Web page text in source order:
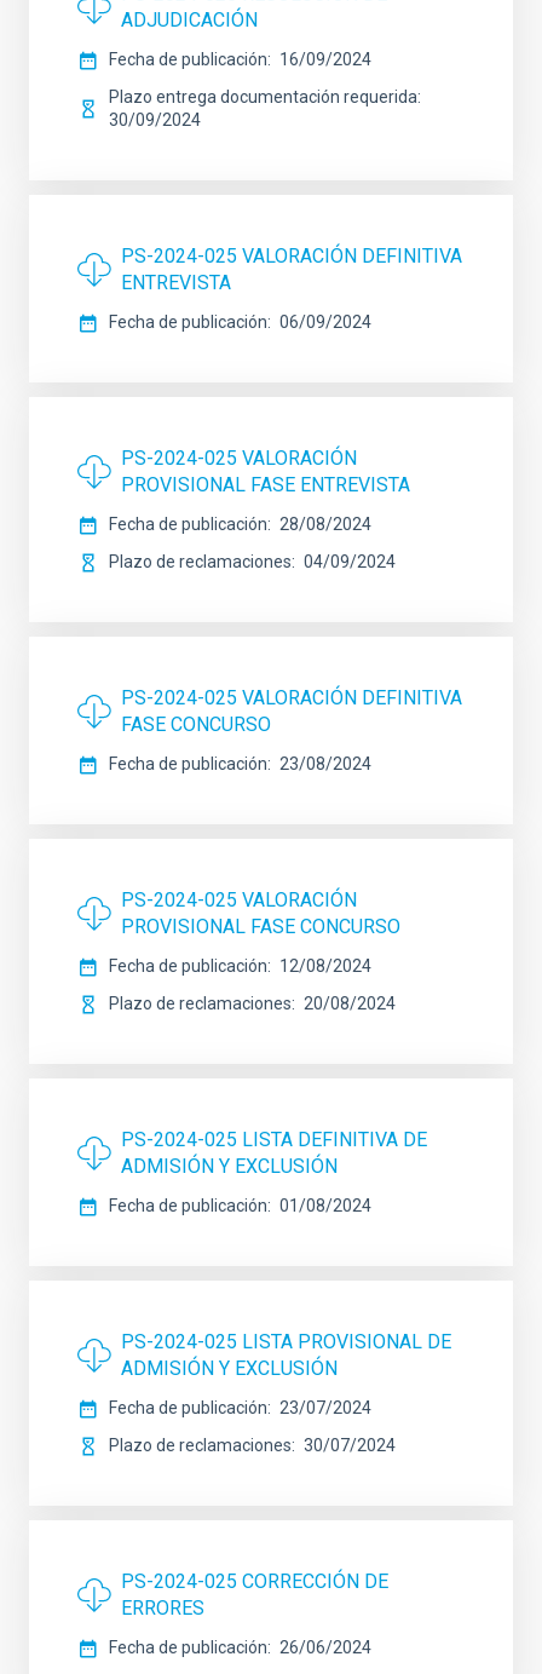
ADJUDICACIÓN
Fecha de publicación
16/09/2024
Plazo entrega documentación requerida
30/09/2024
PS-2024-025 VALORACIÓN DEFINITIVA
ENTREVISTA
Fecha de publicación 06/09/2024
PS-2024-025 VALORACIÓN
PROVISIONAL FASE ENTREVISTA
Fecha de publicación
28/08/2024
Plazo de reclamaciones
04/09/2024
PS-2024-025 VALORACIÓN DEFINITIVA
FASE CONCURSO
Fecha de publicación 23/08/2024
PS-2024-025 VALORACIÓN
PROVISIONAL FASE CONCURSO
Fecha de publicación
12/08/2024
Plazo de reclamaciones
20/08/2024
PS-2024-025 LISTA DEFINITIVA DE
ADMISIÓN Y EXCLUSIÓN
Fecha de publicación 01/08/2024
PS-2024-025 LISTA PROVISIONAL DE
ADMISIÓN Y EXCLUSIÓN
Fecha de publicación
23/07/2024
Plazo de reclamaciones
30/07/2024
PS-2024-025 CORRECCIÓN DE
ERRORES
Fecha de publicación 26/06/2024